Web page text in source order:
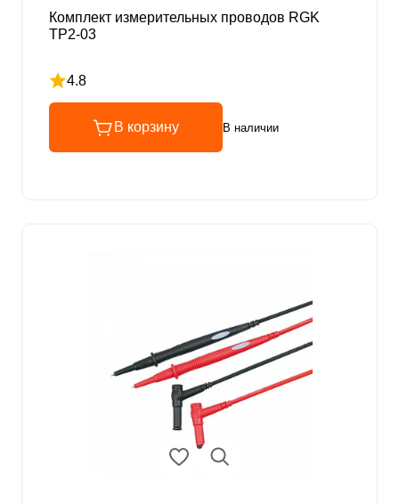
Комплект измерительных проводов RGK
TP2-03
4.8
Рейтинг 4.8 из 5
В корзину В наличии